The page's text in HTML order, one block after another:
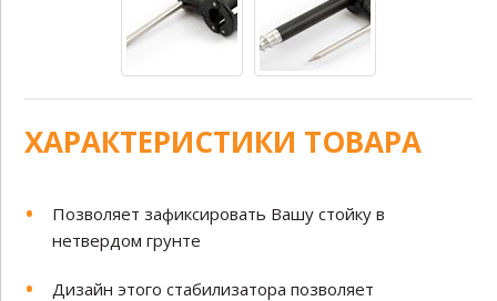
ХАРАКТЕРИСТИКИ ТОВАРА
Позволяет зафиксировать Вашу стойку в
нетвердом грунте
Дизайн этого стабилизатора позволяет